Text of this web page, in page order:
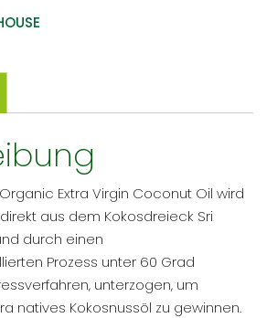
Extra Virgin Coconut Oil wird
aus dem Kokosdreieck Sri
durch einen
Prozess unter 60 Grad
unterzogen, um
natives Kokosnussöl zu gewinnen.